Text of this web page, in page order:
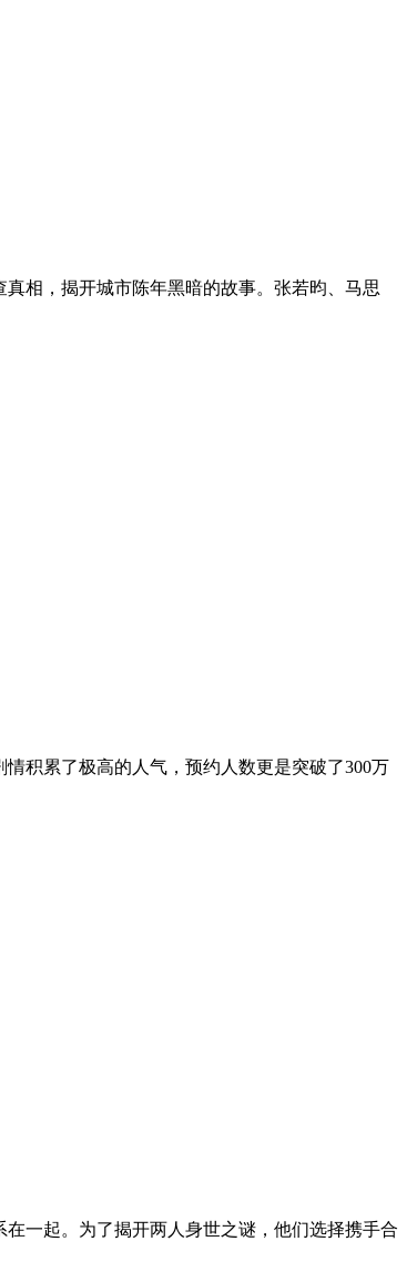
相，揭开城市陈年黑暗的故事。张若昀、马思
积累了极高的人气，预约人数更是突破了300万
一起。为了揭开两人身世之谜，他们选择携手合